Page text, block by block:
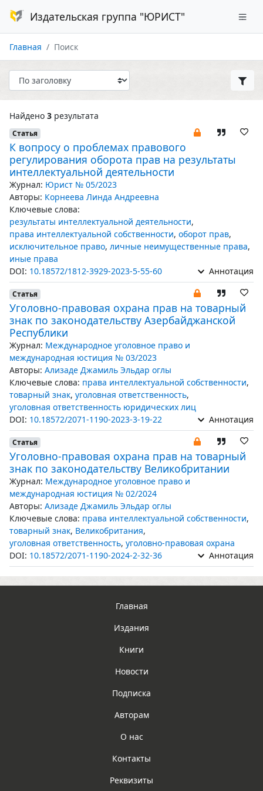
Издательская группа "ЮРИСТ"
Главная Поиск
Найдено 3 результата
Статья
К вопросу о проблемах правового
регулирования оборота прав на результаты
интеллектуальной деятельности
Журнал: Юрист № 05/2023
Авторы: Корнеева Линда Андреевна
Ключевые слова:
результаты интеллектуальной деятельности,
права интеллектуальной собственности, оборот прав,
исключительное право, личные неимущественные права,
иные права
DOI: 10.18572/1812-3929-2023-5-55-60 Аннотация
Статья
Уголовно-правовая охрана прав на товарный
знак по законодательству Азербайджанской
Республики
Журнал: Международное уголовное право и
международная юстиция № 03/2023
Авторы: Ализаде Джамиль Эльдар оглы
Ключевые слова: права интеллектуальной собственности,
товарный знак, уголовная ответственность,
уголовная ответственность юридических лиц
DOI: 10.18572/2071-1190-2023-3-19-22 Аннотация
Статья
Уголовно-правовая охрана прав на товарный
знак по законодательству Великобритании
Журнал: Международное уголовное право и
международная юстиция № 02/2024
Авторы: Ализаде Джамиль Эльдар оглы
Ключевые слова: права интеллектуальной собственности,
товарный знак, Великобритания,
уголовная ответственность, уголовно-правовая охрана
DOI: 10.18572/2071-1190-2024-2-32-36 Аннотация
Главная
Издания
Книги
Новости
Подписка
Авторам
О нас
Контакты
Реквизиты